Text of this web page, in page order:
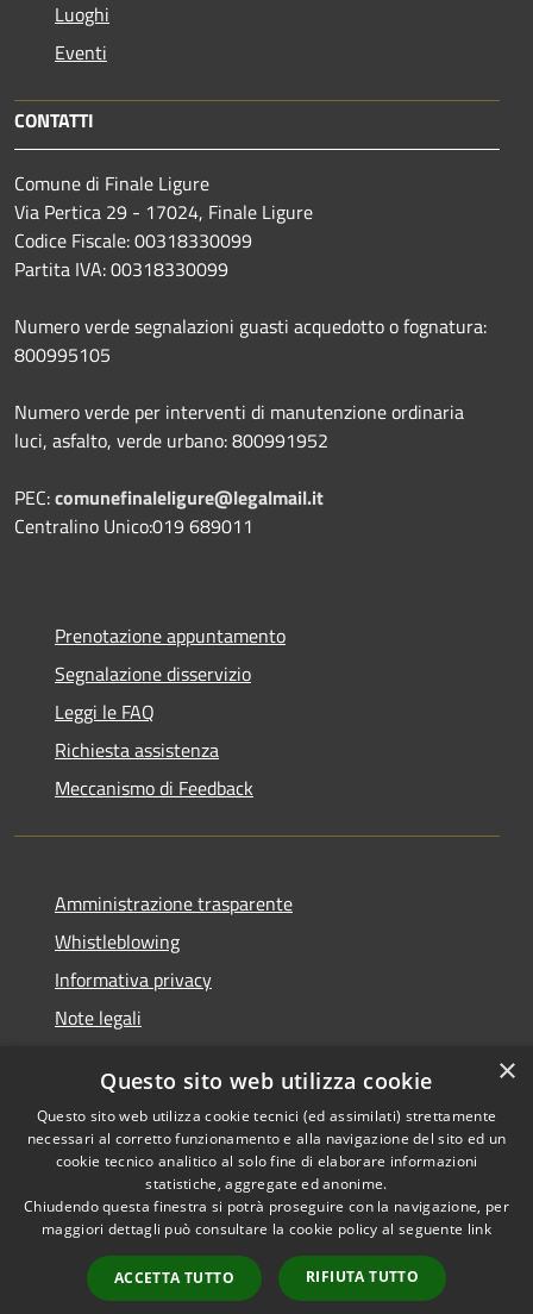
Luoghi
Eventi
CONTATTI
Comune di Finale Ligure
Via Pertica 29 - 17024, Finale Ligure
Codice Fiscale: 00318330099
Partita IVA: 00318330099
Numero verde segnalazioni guasti acquedotto o fognatura:
800995105
Numero verde per interventi di manutenzione ordinaria
luci, asfalto, verde urbano: 800991952
PEC:comunefinaleligure@legalmail.it
Centralino Unico:019 689011
Prenotazione appuntamento
Segnalazione disservizio
Leggi le FAQ
Richiesta assistenza
Meccanismo di Feedback
Amministrazione trasparente
Whistleblowing
Informativa privacy
Note legali
Segnalazioni di inaccessibilità
RSS
Accessibilità
Copyright © 2026 • Comune di
Finale Ligure • Powered by
Municipium•
Accesso
redazione
×
Questo sito web utilizza cookie
Questo sito web utilizza cookie tecnici (ed assimilati) strettamente
necessari al corretto funzionamento e alla navigazione del sito ed un
cookie tecnico analitico al solo fine di elaborare informazioni
statistiche, aggregate ed anonime.
Chiudendo questa finestra si potrà proseguire con la navigazione, per
maggiori dettagli può consultare la cookie policy al seguente link
ACCETTA TUTTO RIFIUTA TUTTO